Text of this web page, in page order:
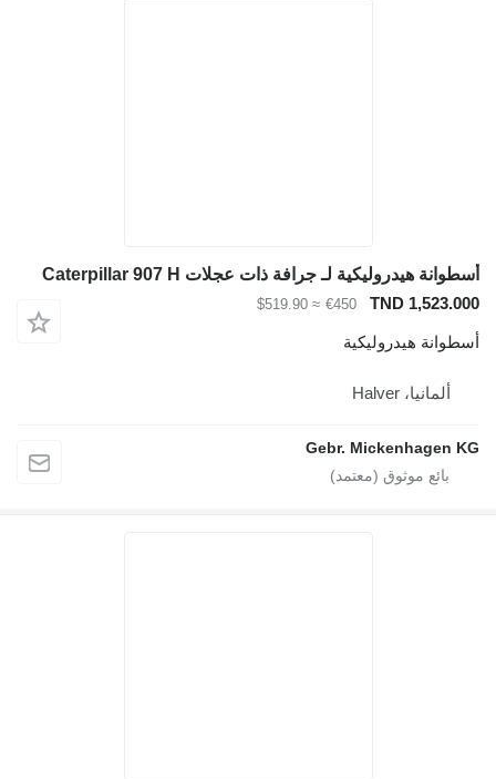
أسطوانة هيدروليكية لـ جرافة ذات عجلات Caterpillar 907 H
TND 1,523.000
€450
≈ $519.90
أسطوانة هيدروليكية
ألمانيا، Halver
Gebr. Mickenhagen KG